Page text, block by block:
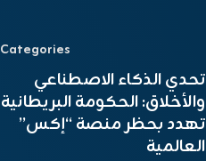
Categories
تحدي الذكاء الاصطناعي
والأخلاق: الحكومة البريطانية
تهدد بحظر منصة “إكس”
العالمية